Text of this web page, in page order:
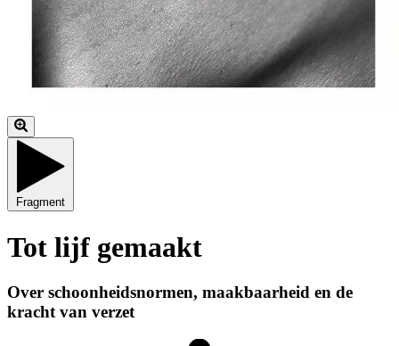
Fragment
Tot lijf gemaakt
Over schoonheidsnormen, maakbaarheid en de
kracht van verzet